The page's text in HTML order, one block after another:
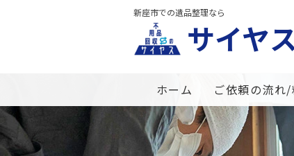
新座市での遺品整理なら
サイヤ
ホーム ご依頼の流れ/